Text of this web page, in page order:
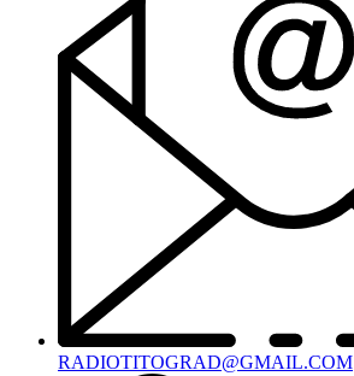
RADIOTITOGRAD@GMAIL.COM